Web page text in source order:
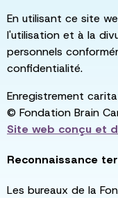
En utilisant ce site
l'utilisation et à la
personnels
confidentialité.
Enregistrement
© Fondation Brain
Site web conçu et
Reconnaissance
Les bureaux de la